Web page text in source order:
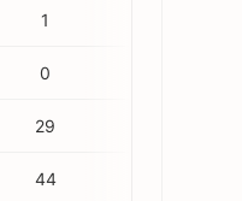
1
0
29
44